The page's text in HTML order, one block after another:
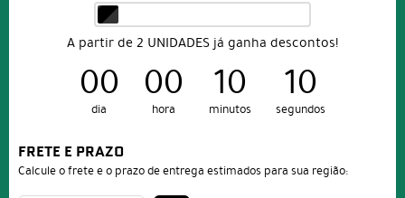
A partir de 2 UNIDADES já ganha descontos!
00
dia
00
hora
10
minutos
10
segundos
FRETE E PRAZO
Calcule o frete e o prazo de entrega estimados para sua região: